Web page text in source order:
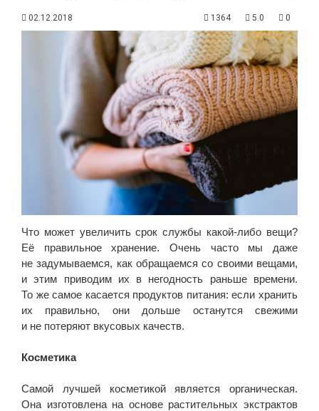
02.12.2018 1364 5.0 0
Что может увеличить срок службы какой-либо вещи?
Её правильное хранение. Очень часто мы даже
не задумываемся, как обращаемся со своими вещами,
и этим приводим их в негодность раньше времени.
То же самое касается продуктов питания: если хранить
их правильно, они дольше останутся свежими
и не потеряют вкусовых качеств.
Косметика
Самой лучшей косметикой является органическая.
Она изготовлена на основе растительных экстрактов